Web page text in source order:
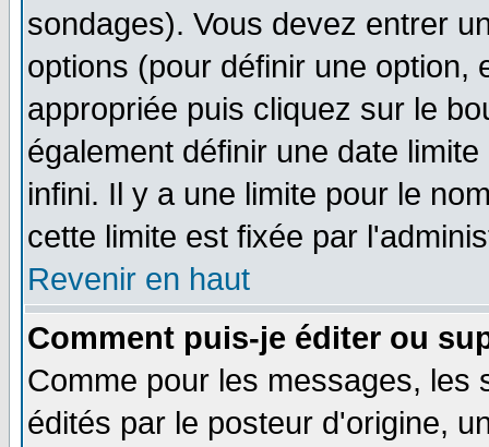
sondages). Vous devez entrer
options (pour définir une option,
appropriée puis cliquez sur le
également définir une date
infini. Il y a une limite pour le
cette limite est fixée par
Revenir en haut
Comment puis-je éditer ou
Comme pour les messages, les
édités par le posteur d'origine,